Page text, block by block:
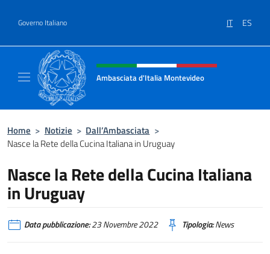
Governo Italiano IT ES
Intestazione sito, social e menù
Ambasciata d'Italia Montevideo
Home > Notizie > Dall’Ambasciata >
Nasce la Rete della Cucina Italiana in Uruguay
Nasce la Rete della Cucina Italiana
in Uruguay
Data pubblicazione:23 Novembre 2022 Tipologia:News